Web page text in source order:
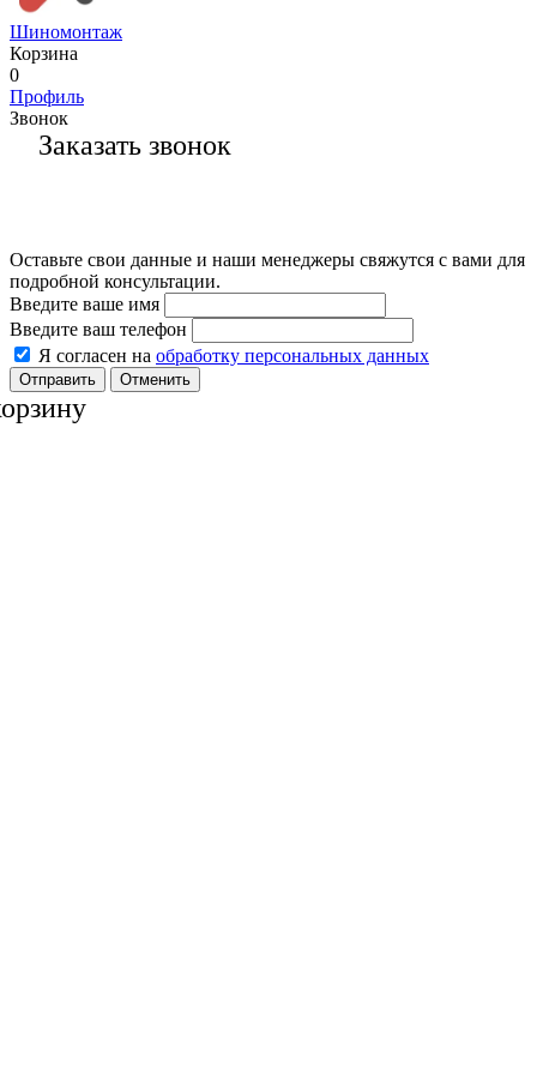
Шиномонтаж
Корзина
0
Профиль
Звонок
Заказать звонок
Оставьте свои данные и наши менеджеры свяжутся с вами для
подробной консультации.
Введите ваше имя
Введите ваш телефон
Я согласен на обработку персональных данных
Отменить